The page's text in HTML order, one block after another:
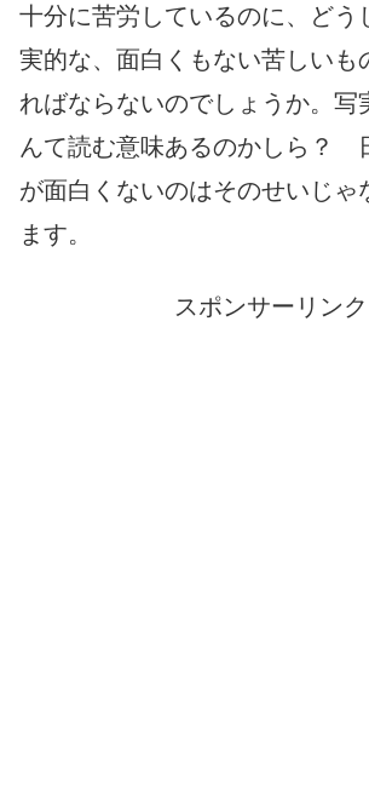
十分に苦労しているのに、どう
実的な、面白くもない苦しいも
ればならないのでしょうか。写
んて読む意味あるのかしら？
が面白くないのはそのせいじゃ
ます。
スポンサーリンク